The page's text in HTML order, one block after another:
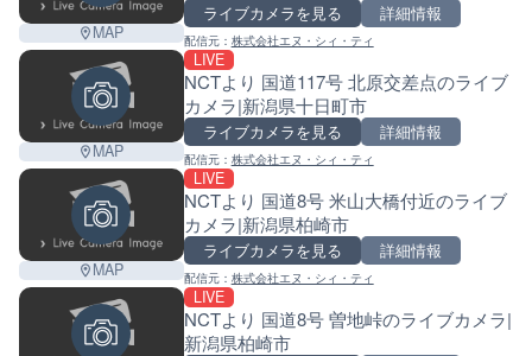
MAP
ライブカメラを見る 詳細情報
配信元： 株式会社エヌ・シィ・ティ
MAP
LIVE
NCTより 国道117号 北原交差点のライブ
カメラ|新潟県十日町市
ライブカメラを見る 詳細情報
配信元： 株式会社エヌ・シィ・ティ
MAP
LIVE
NCTより 国道8号 米山大橋付近のライブ
カメラ|新潟県柏崎市
ライブカメラを見る 詳細情報
配信元： 株式会社エヌ・シィ・ティ
LIVE
NCTより 国道8号 曽地峠のライブカメラ|
新潟県柏崎市